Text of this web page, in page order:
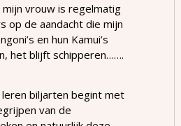
mijn vrouw is regelmatig
op de aandacht die mijn
en hun Kamui’s
het blijft schipperen…….
biljarten begint met
van de